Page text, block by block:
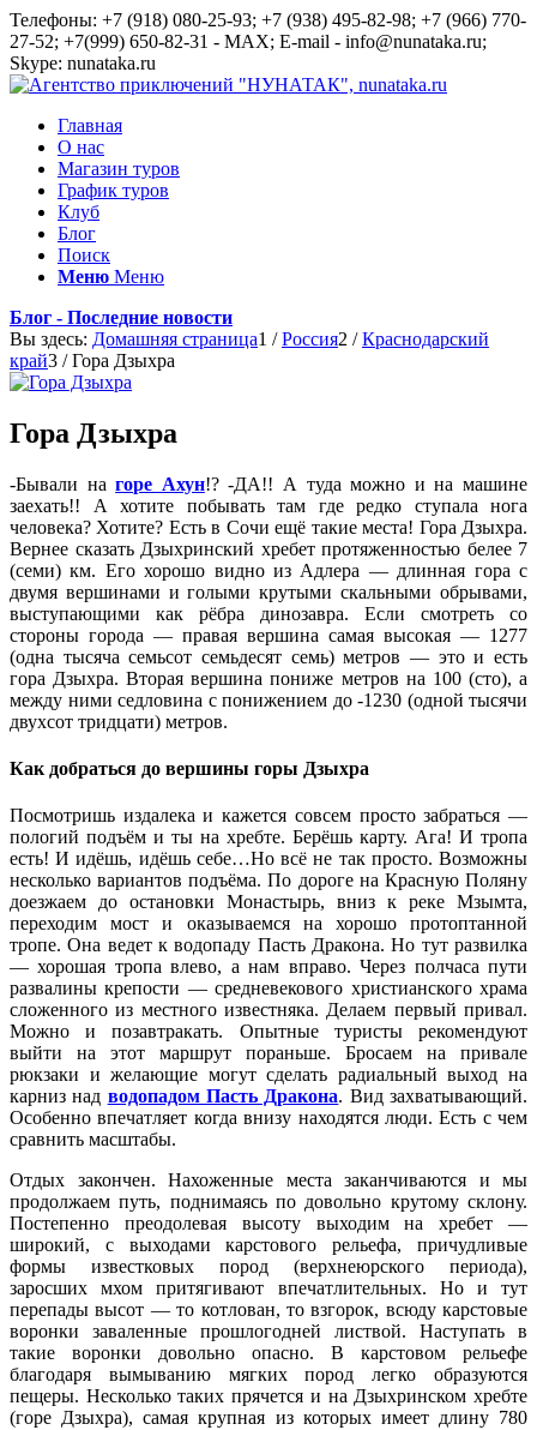
Телефоны: +7 (918) 080-25-93; +7 (938) 495-82-98; +7 (966) 770-
27-52; +7(999) 650-82-31 - MAX; E-mail - info@nunataka.ru;
Skype: nunataka.ru
Главная
О нас
Магазин туров
График туров
Клуб
Блог
Поиск
Меню Меню
Блог - Последние новости
Вы здесь: Домашняя страница1 / Россия2 / Краснодарский
край3 / Гора Дзыхра
Гора Дзыхра
-Бывали нагоре Ахун!? -ДА!! А туда можно и на машине
заехать!! А хотите побывать там где редко ступала нога
человека? Хотите? Есть в Сочи ещё такие места! Гора Дзыхра.
Вернее сказать Дзыхринский хребет протяженностью белее 7
(семи) км. Его хорошо видно из Адлера — длинная гора с
двумя вершинами и голыми крутыми скальными обрывами,
выступающими как рёбра динозавра. Если смотреть со
стороны города — правая вершина самая высокая — 1277
(одна тысяча семьсот семьдесят семь) метров — это и есть
гора Дзыхра. Вторая вершина пониже метров на 100 (сто), а
между ними седловина с понижением до -1230 (одной тысячи
двухсот тридцати) метров.
Как добраться до вершины горы Дзыхра
Посмотришь издалека и кажется совсем просто забраться —
пологий подъём и ты на хребте. Берёшь карту. Ага! И тропа
есть! И идёшь, идёшь себе…Но всё не так просто. Возможны
несколько вариантов подъёма. По дороге на Красную Поляну
доезжаем до остановки Монастырь, вниз к реке Мзымта,
переходим мост и оказываемся на хорошо протоптанной
тропе. Она ведет к водопаду Пасть Дракона. Но тут развилка
— хорошая тропа влево, а нам вправо. Через полчаса пути
развалины крепости — средневекового христианского храма
сложенного из местного известняка. Делаем первый привал.
Можно и позавтракать. Опытные туристы рекомендуют
выйти на этот маршрут пораньше. Бросаем на привале
рюкзаки и желающие могут сделать радиальный выход на
карниз над водопадом Пасть Дракона. Вид захватывающий.
Особенно впечатляет когда внизу находятся люди. Есть с чем
сравнить масштабы.
Отдых закончен. Нахоженные места заканчиваются и мы
продолжаем путь, поднимаясь по довольно крутому склону.
Постепенно преодолевая высоту выходим на хребет —
широкий, с выходами карстового рельефа, причудливые
формы известковых пород (верхнеюрского периода),
заросших мхом притягивают впечатлительных. Но и тут
перепады высот — то котлован, то взгорок, всюду карстовые
воронки заваленные прошлогодней листвой. Наступать в
такие воронки довольно опасно. В карстовом рельефе
благодаря вымыванию мягких пород легко образуются
пещеры. Несколько таких прячется и на Дзыхринском хребте
(горе Дзыхра), самая крупная из которых имеет длину 780